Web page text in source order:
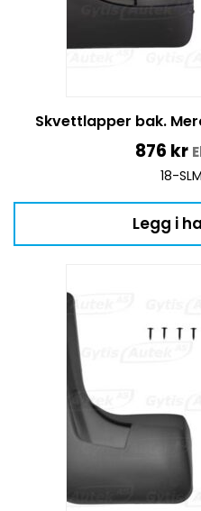
Skvettlapper bak.
876 kr
18-
Legg i